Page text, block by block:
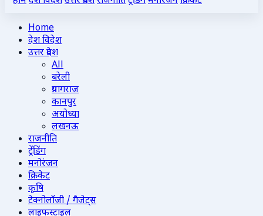
Home
देश विदेश
उत्तर प्रदेश
All
बरेली
प्रयागराज
कानपुर
अयोध्या
लखनऊ
राजनीति
ट्रेंडिंग
मनोरंजन
क्रिकेट
कृषि
टेक्नोलॉजी / गैजेट्स
लाइफस्टाइल